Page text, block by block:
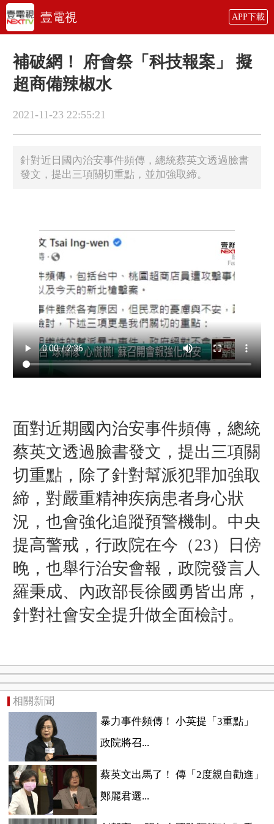
壹電視 APP下載
補破網！ 府會祭「科技報案」 擬
超商備辣椒水
2021-11-23 22:55:21
針對近日國內治安事件頻傳，總統蔡英文透過臉書
發文，提出三項關切重點，並加強取締。
面對近期國內治安事件頻傳，總統
蔡英文透過臉書發文，提出三項關
切重點，除了針對幫派犯罪加強取
締，對嚴重精神疾病患者身心狀
況，也會強化追蹤預警機制。中央
提高警戒，行政院在今（23）日傍
晚，也舉行治安會報，政院發言人
羅秉成、內政部長徐國勇皆出席，
針對社會安全提升做全面檢討。
相關新聞
暴力事件頻傳！ 小英提「3重點」
政院將召...
蔡英文出馬了！ 傳「2度親自勸進」
鄭麗君選...